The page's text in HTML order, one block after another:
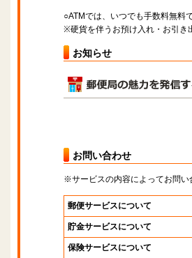
○ATMでは、いつでも手数料無料
※硬貨を伴うお預け入れ・お引き
お知らせ
お問い合わせ
※サービスの内容によってお問い
郵便サービスについて
貯金サービスについて
保険サービスについて